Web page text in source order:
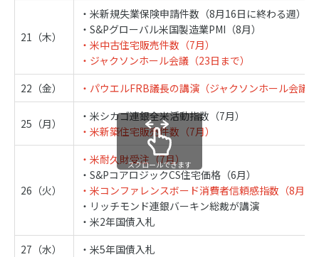
21（木）
・米新規失業保険申請件数（8月16日に終わる週）
・S&Pグローバル米国製造業PMI（8月）
・米中古住宅販売件数（7月）
・ジャクソンホール会議（23日まで）
22（金）
・パウエルFRB議長の講演（ジャクソンホール会議）
25（月）
・米シカゴ連銀全米活動指数（7月）
・米新築住宅販売件数（7月）
26（火）
・米耐久財受注（7月）
・S&PコアロジックCS住宅価格（6月）
・米コンファレンスボード消費者信頼感指数（8月）
・リッチモンド連銀バーキン総裁が講演
・米2年国債入札
27（水）
・米5年国債入札
スクロールできます